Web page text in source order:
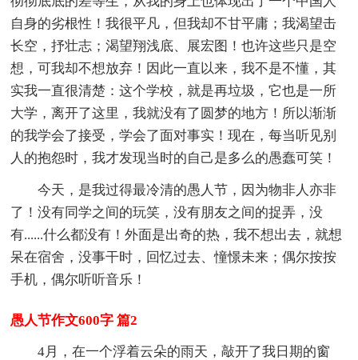
自身的劣根性！我很平凡，但我却不甘平庸；我渴望击
长空，抒壮志；渴望翔浅底、展宏图！也许这些只是空
想，可我却不想放弃！因此一直以来，我不是不懂，其
实我一直很清楚：这个学校，就是再垃圾，它也是一所
大学，离开了这里，我就没有了圆梦的地方！所以渐渐
的我学会了接受，学会了面对事实！现在，每当听见别
人的抱怨时，我才发现当时的自己是多么的愚蠢可笑！
今天，是我过得最冷清的愚人节，因为物非人亦非
了！没有同学之间的玩笑，没有朋友之间的捉弄，没
有......什么都没有！外面是出奇的热，我不想出去，就想
呆在宿舍，没事干时，回忆过去、憧憬未来；偶尔按按
手机，偶尔听听音乐！
愚人节作文600字 篇2
4月，在一个浮着云朵的雨天，敲开了我日期的窗